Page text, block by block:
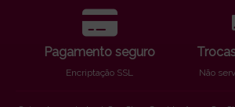
Pagamento seguro
Encriptação SSL Não